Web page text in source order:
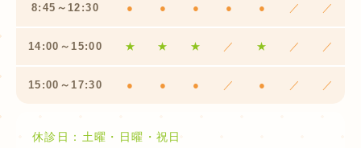
8:45～12:30 ● ● ● ● ● ／ ／
14:00～15:00 ★ ★ ★ ／ ★ ／ ／
15:00～17:30 ● ● ● ／ ● ／ ／
休診日：土曜・日曜・祝日